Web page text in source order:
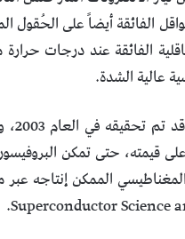
الفائقة أيضاً على الحُقول
الفائقة عند درجات
عالية الشدة.
قيمته، حتى تمكن
الممكن إنتاجه عبر